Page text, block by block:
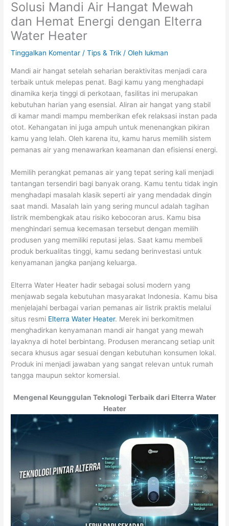
Solusi Mandi Air Hangat Mewah
dan Hemat Energi dengan Elterra
Water Heater
Tinggalkan Komentar /Tips & Trik / Oleh lukman
Mandi air hangat setelah seharian beraktivitas menjadi cara
terbaik untuk melepas penat. Bagi kamu yang menghadapi
dinamika kerja tinggi di perkotaan, fasilitas ini merupakan
kebutuhan harian yang esensial. Aliran air hangat yang stabil
di kamar mandi mampu memberikan efek relaksasi instan pada
otot. Kehangatan ini juga ampuh untuk menenangkan pikiran
kamu yang lelah. Oleh karena itu, kamu harus memilih sistem
pemanas air yang menawarkan keamanan dan efisiensi energi.
Memilih perangkat pemanas air yang tepat sering kali menjadi
tantangan tersendiri bagi banyak orang. Kamu tentu tidak ingin
menghadapi masalah klasik seperti air yang mendadak dingin
saat mandi. Masalah lain yang sering muncul adalah tagihan
listrik membengkak atau risiko kebocoran arus. Kamu bisa
menghindari semua kecemasan tersebut dengan memilih
produsen yang memiliki reputasi jelas. Saat kamu membeli
produk berkualitas tinggi, kamu sedang berinvestasi untuk
kenyamanan jangka panjang keluarga.
Elterra Water Heater hadir sebagai solusi modern yang
menjawab segala kebutuhan masyarakat Indonesia. Kamu bisa
menjelajahi berbagai varian pemanas air listrik praktis melalui
situs resmi Elterra Water Heater. Merek ini berkomitmen
menghadirkan kenyamanan mandi air hangat yang mewah
layaknya di hotel berbintang. Produsen merancang setiap unit
secara khusus agar sesuai dengan kebutuhan konsumen lokal.
Produk ini menjadi jawaban yang sangat relevan untuk rumah
tangga maupun sektor komersial.
Mengenal Keunggulan Teknologi Terbaik dari Elterra Water
Heater